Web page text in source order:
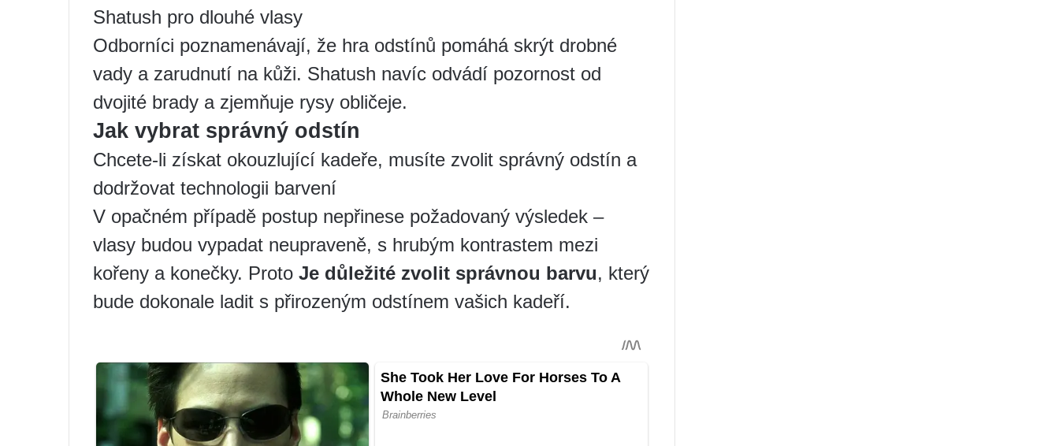
Shatush pro dlouhé vlasy
Odborníci poznamenávají, že hra odstínů pomáhá skrýt drobné
vady a zarudnutí na kůži. Shatush navíc odvádí pozornost od
dvojité brady a zjemňuje rysy obličeje.
Jak vybrat správný odstín
Chcete-li získat okouzlující kadeře, musíte zvolit správný odstín a
dodržovat technologii barvení
V opačném případě postup nepřinese požadovaný výsledek –
vlasy budou vypadat neupraveně, s hrubým kontrastem mezi
kořeny a konečky. Proto Je důležité zvolit správnou barvu, který
bude dokonale ladit s přirozeným odstínem vašich kadeří.